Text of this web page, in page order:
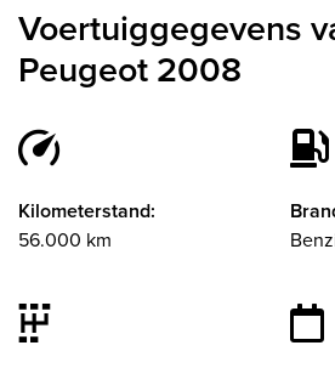
Voertuiggegevens
Peugeot 2008
Kilometerstand:
56.000 km